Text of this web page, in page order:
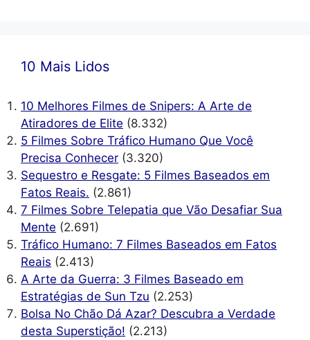
10 Mais Lidos
10 Melhores Filmes de Snipers: A Arte de
Atiradores de Elite (8.332)
5 Filmes Sobre Tráfico Humano Que Você
Precisa Conhecer (3.320)
Sequestro e Resgate: 5 Filmes Baseados em
Fatos Reais. (2.861)
7 Filmes Sobre Telepatia que Vão Desafiar Sua
Mente (2.691)
Tráfico Humano: 7 Filmes Baseados em Fatos
Reais (2.413)
A Arte da Guerra: 3 Filmes Baseado em
Estratégias de Sun Tzu (2.253)
Bolsa No Chão Dá Azar? Descubra a Verdade
desta Superstição! (2.213)